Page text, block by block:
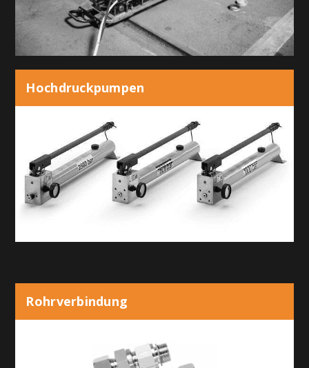
Hochdruckpumpen
Rohrverbindung